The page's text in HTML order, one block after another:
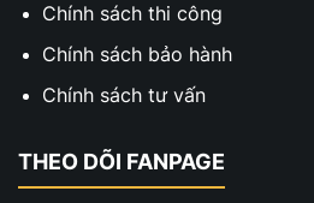
Chính sách thi công
Chính sách bảo hành
Chính sách tư vấn
THEO DÕI FANPAGE